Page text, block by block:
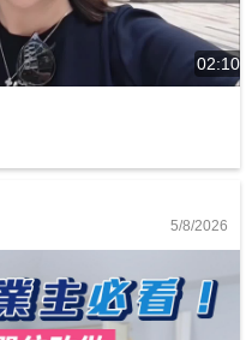
02:10
5/8/2026